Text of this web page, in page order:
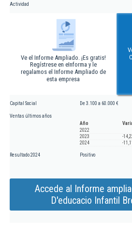
Actividad
Ve el Informe Ampliado. ¡Es gratis!
Regístrese en eInforma y le
regalamos el Informe Ampliado de
esta empresa
Capital Social De 3.100 a 60.000 €
Ventas últimos años
Año
2022
2023
-
2024
-
Resultado 2024 Positivo
Accede al Informe
D'educacio Infantil